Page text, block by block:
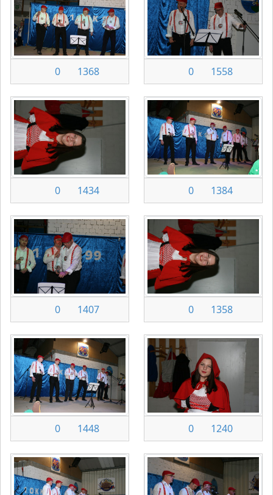
0 1368 0 1558
0 1434 0 1384
0 1407 0 1358
0 1448 0 1240